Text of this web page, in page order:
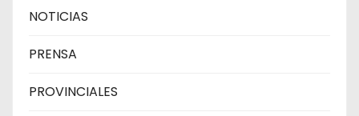
NOTICIAS
PRENSA
PROVINCIALES